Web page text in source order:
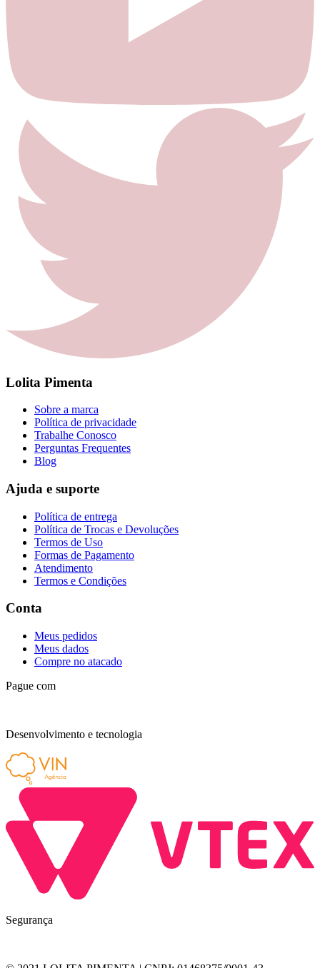
Lolita Pimenta
Sobre a marca
Política de privacidade
Trabalhe Conosco
Perguntas Frequentes
Blog
Ajuda e suporte
Política de entrega
Política de Trocas e Devoluções
Termos de Uso
Formas de Pagamento
Atendimento
Termos e Condições
Conta
Meus pedidos
Meus dados
Compre no atacado
Pague com
Desenvolvimento e tecnologia
Segurança